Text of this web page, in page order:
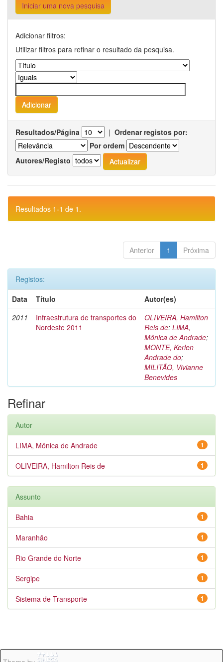
Iniciar uma nova pesquisa
Adicionar filtros:
Utilizar filtros para refinar o resultado da pesquisa.
Resultados/Página | Ordenar registos por:
Por ordem
Autores/Registo
Resultados 1-1 de 1.
Anterior 1 Próxima
Registos:
Data
Título
Autor(es)
2011
Infraestrutura de transportes do
Nordeste 2011
OLIVEIRA, Hamilton
Reis de; LIMA,
Mônica de Andrade;
MONTE, Kerlen
Andrade do;
MILITÃO, Vivianne
Benevides
Refinar
Autor
1
LIMA, Mônica de Andrade
1
OLIVEIRA, Hamilton Reis de
Assunto
1
Bahia
1
Maranhão
1
Rio Grande do Norte
1
Sergipe
1
Sistema de Transporte